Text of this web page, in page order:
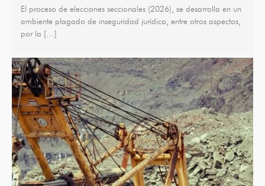
El proceso de elecciones seccionales (2026), se desarrolla en un
ambiente plagado de inseguridad jurídica, entre otros aspectos,
por la […]